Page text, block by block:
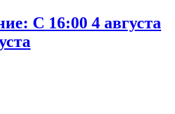
С 16:00 4 августа